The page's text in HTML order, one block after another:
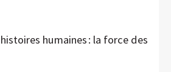
humaines : la force des